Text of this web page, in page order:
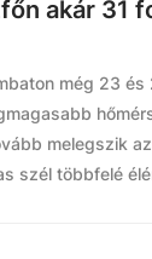
akár 31
még 23 és
melegszik
szél többfelé